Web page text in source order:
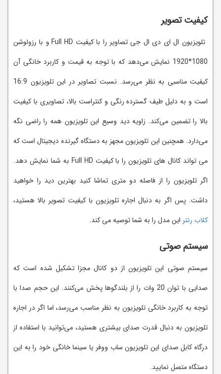
کیفیت تصویر
تلویزیون ال ای دی ال جی تصاویر را با کیفیت Full HD و با رزولوشن
1080*1920 نمایش می‌دهد که با توجه به قیمت و کاربرد خانگی آن
کیفیت مناسبی به نظر می‌رسد. نسبت تصاویر در این تلویزیون 16:9
است و به دلیل طیف گسترده رنگی و کنتراست بالا، تصاویری با کیفیت
بالا را تضمین می‌کند. زاویه دید وسیع این تلویزیون همه را راضی نگه
می‌دارد. همچنین این تلویزیون مجهز به دستگاه گیرنده دیجیتال است که
می تواند کانال های تلویزیون را با کیفیت Full HD به شما نمایش دهد.
اگر تلویزیون را از فاصله دو متری تماشا کنید بهترین دید را خواهید
داشت. پس اگر به دنبال اجاره تلویزیون با کیفیت تصویر بالا هستید،
کلاب رنتر این مدل را به شما توصیه می کند.
سیستم صوتی
سیستم صوتی این تلویزیون از دو کانال مجزا تشکیل شده است که
صدایی با توان 20 وات را از بلندگوها پخش می‌کنند. این حجم صدا با
توجه به کاربرد خانگی تلویزیون به نظر مناسب می‌رسد، اما اگر در اجاره
تلویزیون به دنبال قدرت صدای بیشتری هستید، می‌توانید با استفاده از
درگاه کابل صدای این تلویزیون ساب ووفر یا سینما خانگی خود را به این
دستگاه متصل نمایید.